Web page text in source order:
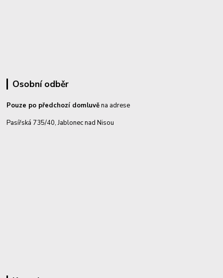
Osobní odběr
Pouze po předchozí domluvěna adrese
Pasířská 735/40, Jablonec nad Nisou